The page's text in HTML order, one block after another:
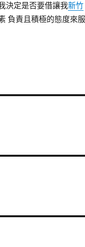
決定是否要借讓我新竹
負責且積極的態度來服